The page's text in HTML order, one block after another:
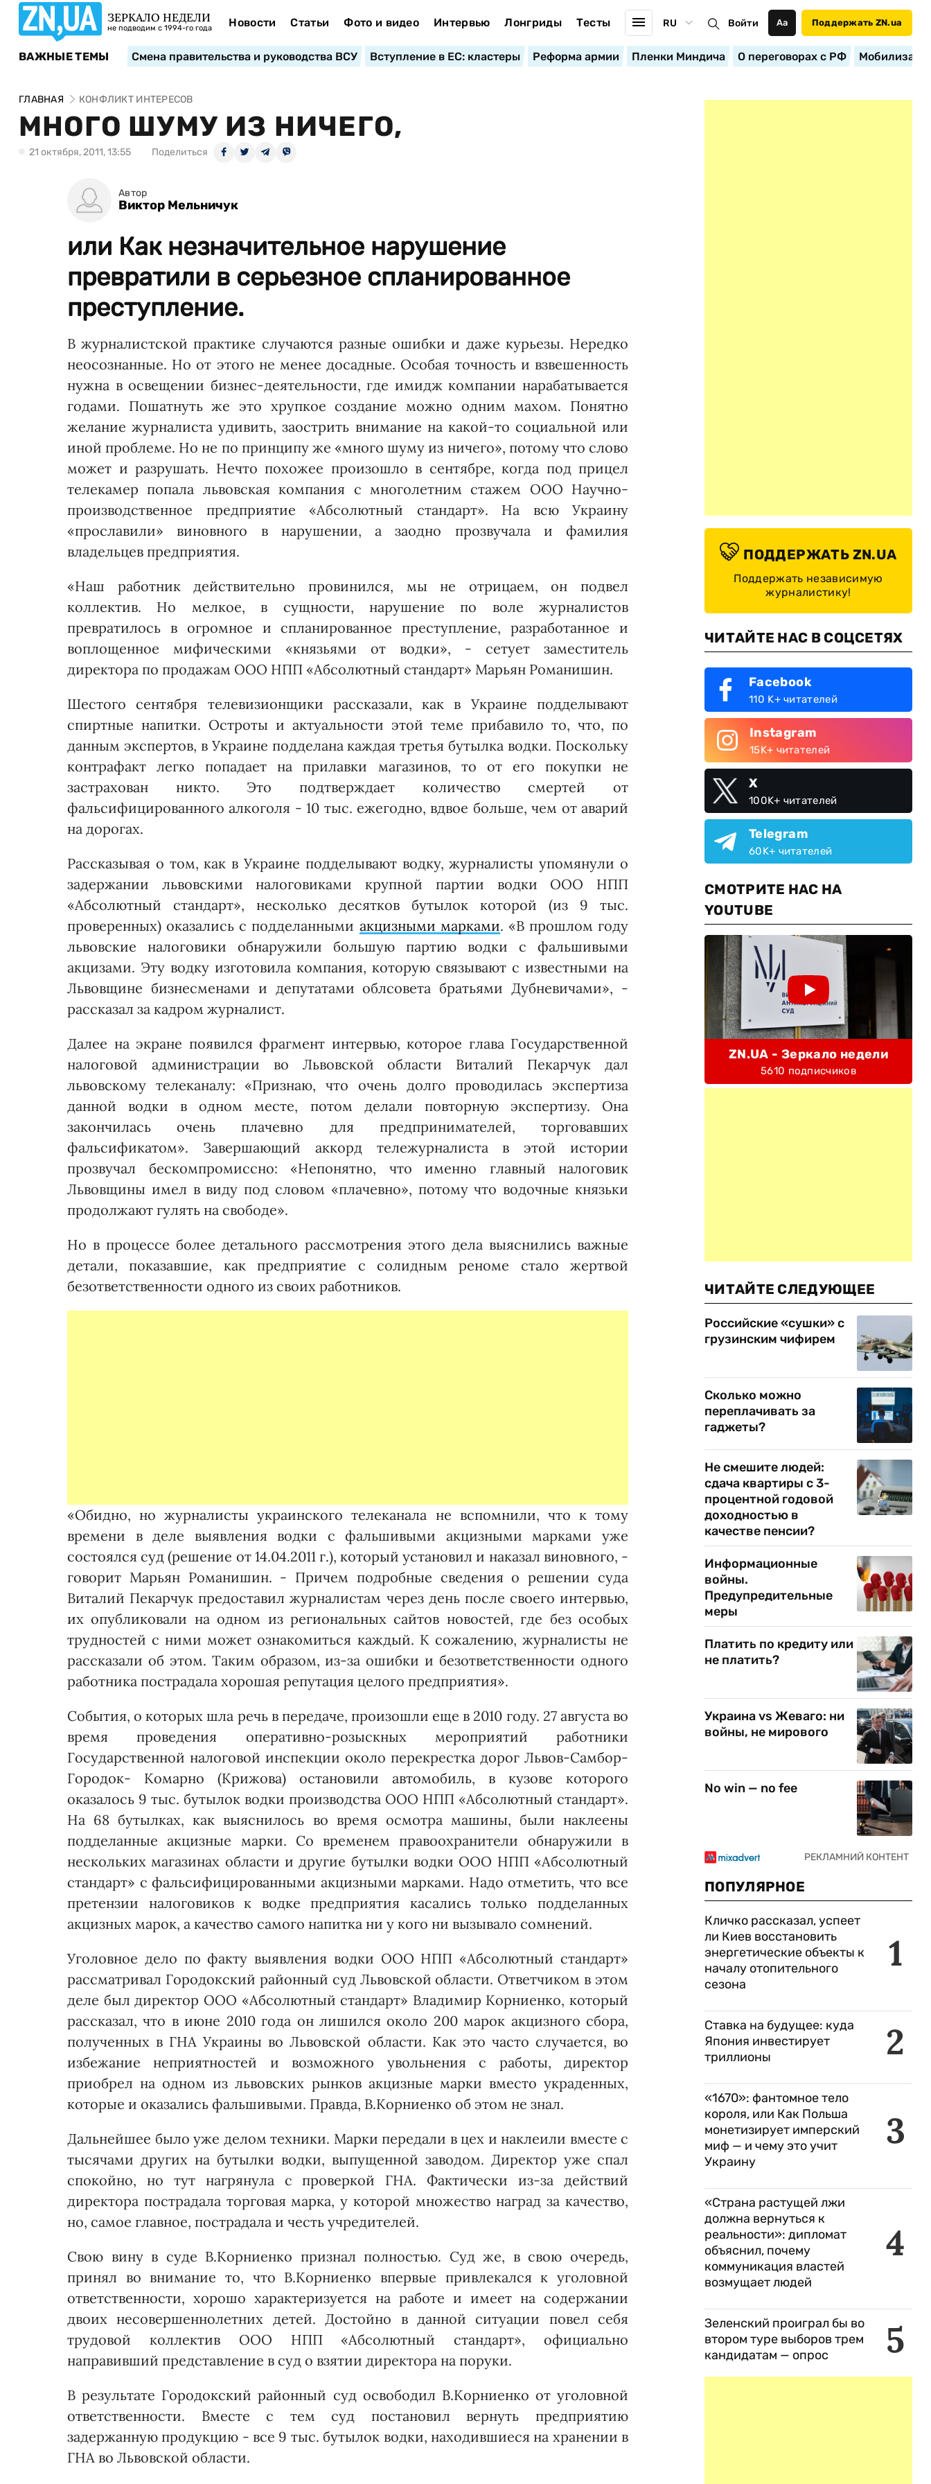
ЗЕРКАЛО НЕДЕЛИ
не подводим с 1994-го года Новости Статьи Фото и видео Интервью Лонгриды Тесты RU Войти Аа Поддержать ZN.ua
ВАЖНЫЕ ТЕМЫ Смена правительства и руководства ВСУ Вступление в ЕС: кластеры Реформа армии Пленки Миндича О переговорах с РФ
ГЛАВНАЯ КОНФЛИКТ ИНТЕРЕСОВ
МНОГО ШУМУ ИЗ НИЧЕГО,
21 октября, 2011, 13:55 Поделиться
Автор
Виктор Мельничук
или Как незначительное нарушение
превратили в серьезное спланированное
преступление.
В журналистской практике случаются разные ошибки и даже курьезы. Нередко
неосознанные. Но от этого не менее досадные. Особая точность и взвешенность
нужна в освещении бизнес-деятельности, где имидж компании нарабатывается
годами. Пошатнуть же это хрупкое создание можно одним махом. Понятно
желание журналиста удивить, заострить внимание на какой-то социальной или
иной проблеме. Но не по принципу же «много шуму из ничего», потому что слово
может и разрушать. Нечто похожее произошло в сентябре, когда под прицел
телекамер попала львовская компания с многолетним стажем ООО Научно-
производственное предприятие «Абсолютный стандарт». На всю Украину
«прославили» виновного в нарушении, а заодно прозвучала и фамилия
владельцев предприятия.
«Наш работник действительно провинился, мы не отрицаем, он подвел
коллектив. Но мелкое, в сущности, нарушение по воле журналистов
превратилось в огромное и спланированное прес­тупление, разработанное и
воплощенное мифическими «князьями от водки», - сетует заместитель
директора по продажам ООО НПП «Абсолютный стандарт» Марьян Романишин.
Шестого сентября телеви­зионщики рассказали, как в Украине подделывают
спиртные напитки. Остроты и актуальности этой теме прибавило то, что, по
данным экспертов, в Украине подделана каждая третья бутылка водки. Поскольку
контрафакт легко попадает на прилавки магазинов, то от его покупки не
застрахован никто. Это подтверждает количество смертей от
фальсифицированного алкоголя - 10 тыс. ежегодно, вдвое больше, чем от аварий
на дорогах.
Рассказывая о том, как в Украине подделывают водку, журналисты упомянули о
задержании львовскими налоговиками крупной партии водки ООО НПП
«Абсолютный стандарт», несколько десятков бутылок которой (из 9 тыс.
проверенных) оказались с подделанными акцизными марками. «В прошлом году
львовские налоговики обнаружили большую партию водки с фальшивыми
акцизами. Эту водку изготовила компания, которую связывают с известными на
Львовщине бизнесменами и депутатами облсовета братьями Дубневичами», -
рассказал за кадром журналист.
Далее на экране появился фрагмент интервью, которое глава Государственной
налоговой администрации во Львовской области Виталий Пекарчук дал
львовскому телеканалу: «Признаю, что очень долго проводилась экспертиза
данной водки в одном месте, потом делали повторную экспертизу. Она
закончилась очень плачевно для предпринимателей, торговавших
фальсификатом». Завершающий аккорд тележурналиста в этой истории
прозвучал бескомпромиссно: «Непонятно, что именно главный налоговик
Львовщины имел в виду под словом «плачевно», потому что водочные князьки
продолжают гулять на свободе».
Но в процессе более детального рассмотрения этого дела выяснились важные
детали, показавшие, как предприятие с солидным реноме стало жертвой
безответственности одного из своих работников.
«Обидно, но журналисты украинского телеканала не вспомнили, что к тому
времени в деле выявления водки с фальшивыми акцизными марками уже
состоялся суд (решение от 14.04.2011 г.), который установил и наказал виновного, -
говорит Марьян Романишин. - Причем подробные сведения о решении суда
Виталий Пекарчук предоставил журналистам через день после своего интервью,
их опубликовали на одном из региональных сайтов новостей, где без особых
трудностей с ними может ознакомиться каждый. К сожалению, журналисты не
рассказали об этом. Таким образом, из-за ошибки и безответственности одного
работника пострадала хорошая репутация целого предприятия».
События, о которых шла речь в передаче, произошли еще в 2010 году. 27 августа во
время проведения оперативно-розыскных мероприятий работники
Государственной налоговой инспекции около перекрестка дорог Львов-Самбор-
Городок- Комарно (Крижова) остановили автомобиль, в кузове которого
оказалось 9 тыс. бутылок водки производства ООО НПП «Абсолютный стандарт».
На 68 бутылках, как выяснилось во время осмотра машины, были наклеены
подделанные акцизные марки. Со временем правоохранители обнаружили в
нескольких магазинах области и другие бутылки водки ООО НПП «Абсолютный
стандарт» с фальсифицированными акцизными марками. Надо отметить, что все
претензии налоговиков к водке предприятия касались только подделанных
акцизных марок, а качество самого напитка ни у кого ни вызывало сомнений.
Уголовное дело по факту выявления водки ООО НПП «Абсолютный стандарт»
рассматривал Городокский районный суд Львовской области. Ответчиком в этом
деле был директор ООО «Абсолютный стандарт» Владимир Корниенко, который
рассказал, что в июне 2010 года он лишился около 200 марок акцизного сбора,
полученных в ГНА Украины во Львовской области. Как это часто случается, во
избежание неприятностей и возможного увольнения с работы, директор
приобрел на одном из львовских рынков акцизные марки вместо украденных,
которые и оказались фальшивыми. Правда, В.Корниенко об этом не знал.
Дальнейшее было уже делом техники. Марки передали в цех и наклеили вместе с
тысячами других на бутылки водки, выпущенной заводом. Директор уже спал
спокойно, но тут нагрянула с проверкой ГНА. Фактически из-за действий
директора пострадала торговая марка, у которой множество наград за качество,
но, самое главное, пострадала и честь учредителей.
Свою вину в суде В.Корниенко признал полностью. Суд же, в свою очередь,
принял во внимание то, что В.Корниенко впервые привлекался к уголовной
ответственности, хорошо характеризуется на работе и имеет на содержании
двоих несовершеннолетних детей. Достойно в данной ситуации повел себя
трудовой коллектив ООО НПП «Абсолютный стандарт», официально
направивший представление в суд о взятии директора на поруки.
В результате Городокский районный суд освободил В.Корниенко от уголовной
ответственности. Вместе с тем суд постановил вернуть предприятию
задержанную продукцию - все 9 тыс. бутылок водки, находившиеся на хранении в
ГНА во Львовской области.
ПОДДЕРЖАТЬ ZN.UA
Поддержать независимую
журналистику!
ЧИТАЙТЕ НАС В СОЦСЕТЯХ
Facebook
110 K+ читателей
Instagram
15K+ читателей
X
100K+ читателей
Telegram
60K+ читателей
СМОТРИТЕ НАС НА
YOUTUBE
ZN.UA - Зеркало недели
5610 подписчиков
ЧИТАЙТЕ СЛЕДУЮЩЕЕ
Российские «сушки» с
грузинским чифирем
Сколько можно
переплачивать за
гаджеты?
Не смешите людей:
сдача квартиры с 3-
процентной годовой
доходностью в
качестве пенсии?
Информационные
войны.
Предупредительные
меры
Платить по кредиту или
не платить?
Украина vs Жеваго: ни
войны, не мирового
No win — no fee
ПОПУЛЯРНОЕ
1
Кличко рассказал, успеет
ли Киев восстановить
энергетические объекты к
началу отопительного
сезона
2
Ставка на будущее: куда
Япония инвестирует
триллионы
3
«1670»: фантомное тело
короля, или Как Польша
монетизирует имперский
миф — и чему это учит
Украину
4
«Страна растущей лжи
должна вернуться к
реальности»: дипломат
объяснил, почему
коммуникация властей
возмущает людей
5
Зеленский проиграл бы во
втором туре выборов трем
кандидатам — опрос